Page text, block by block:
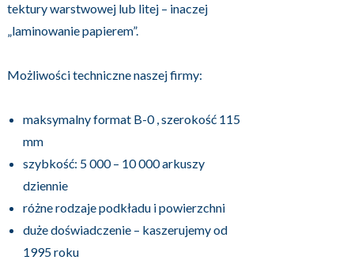
tektury warstwowej lub litej – inaczej
„laminowanie papierem”.
Możliwości techniczne naszej firmy:
maksymalny format B-0 , szerokość 115
mm
szybkość: 5 000 – 10 000 arkuszy
dziennie
różne rodzaje podkładu i powierzchni
duże doświadczenie – kaszerujemy od
1995 roku